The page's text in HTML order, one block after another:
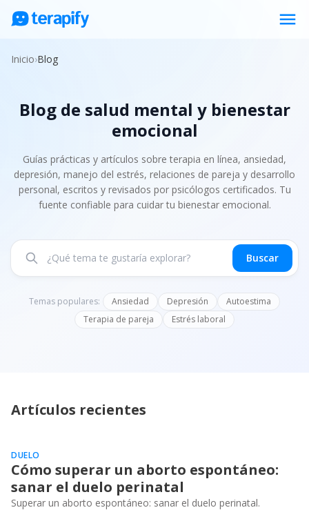
menu
Psicólogos en línea
Opiniones
Preguntas frecuentes
Blog
Trabaja con nosotros
Inicio›Blog
Blog de salud mental y bienestar
emocional
Guías prácticas y artículos sobre terapia en línea, ansiedad,
depresión, manejo del estrés, relaciones de pareja y desarrollo
personal, escritos y revisados por psicólogos certificados. Tu
fuente confiable para cuidar tu bienestar emocional.
Buscar
Temas populares: Ansiedad Depresión
Autoestima
Terapia de pareja
Estrés laboral
Artículos recientes
DUELO
Cómo superar un aborto espontáneo:
sanar el duelo perinatal
Superar un aborto espontáneo: sanar el duelo perinatal.